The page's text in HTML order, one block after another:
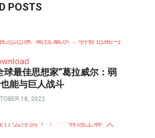
POSTS
球最佳思想家”葛拉威尔：弱
能与巨人战斗
18, 2022